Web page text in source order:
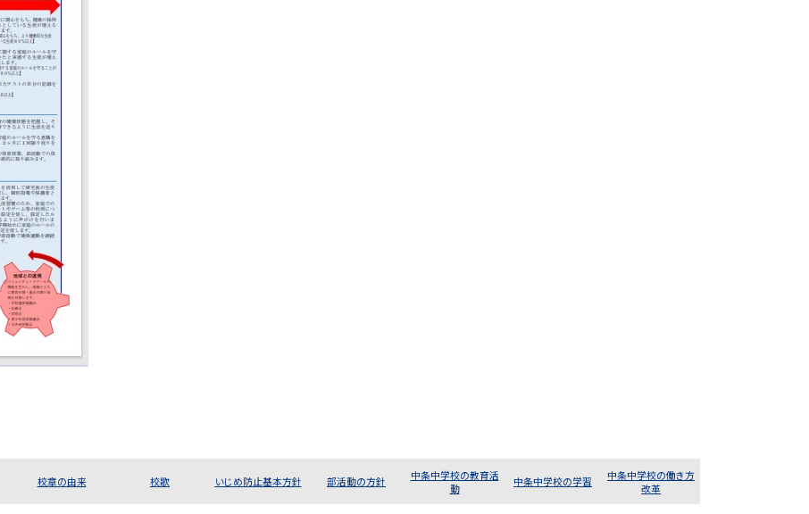
校章の由来 校歌 いじめ防止基本方針 部活動の方針
中条中学校の教育活
動
中条中学校の学習
中条中学校の働き方
改革